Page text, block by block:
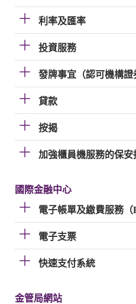
利率及匯率
投資服務
發牌事宜（認可機構證
貸款
按揭
加強櫃員機服務的保安
國際金融中心
電子帳單及繳費服務（
電子支票
快速支付系統
金管局網站